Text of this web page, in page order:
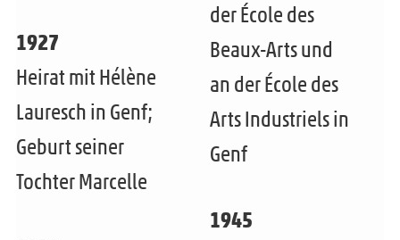
1927
Heirat mit Hélène
Lauresch in Genf;
Geburt seiner
Tochter Marcelle
der École des
Beaux-Arts und
an der École des
Arts Industriels in
Genf
1945